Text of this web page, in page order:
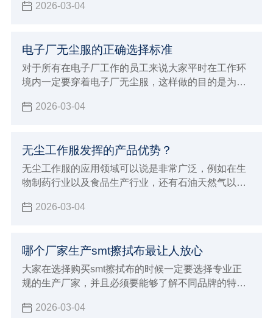
2026-03-04
电子厂无尘服的正确选择标准
对于所有在电子厂工作的员工来说大家平时在工作环
境内一定要穿着电子厂无尘服，这样做的目的是为了
种电子仪器造成损伤
2026-03-04
无尘工作服发挥的产品优势？
无尘工作服的应用领域可以说是非常广泛，例如在生
物制药行业以及食品生产行业，还有石油天然气以及
工要求，在进行穿着的时候非常贴身舒适，而且能够
的优点，在进行应用的过程当中也能够展现出非常多
的产品优势，可以满足各种不同环境的严苛要求。
2026-03-04
哪个厂家生产smt擦拭布最让人放心
大家在选择购买smt擦拭布的时候一定要选择专业正
规的生产厂家，并且必须要能够了解不同品牌的特
避免影响到自己对于smt擦拭布的使用效果，建议大
2026-03-04